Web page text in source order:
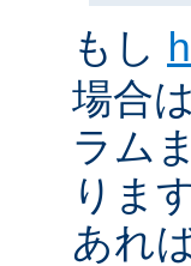
もし
場合
ラム
りま
あれば